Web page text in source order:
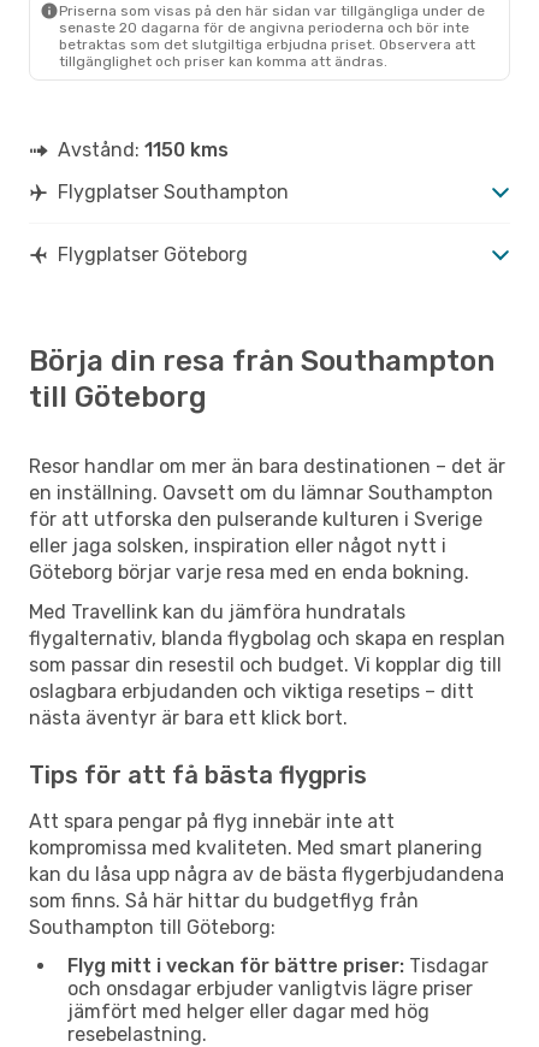
Priserna som visas på den här sidan var tillgängliga under de
senaste 20 dagarna för de angivna perioderna och bör inte
betraktas som det slutgiltiga erbjudna priset. Observera att
tillgänglighet och priser kan komma att ändras.
Avstånd: 1150 kms
Flygplatser Southampton
Flygplatser Göteborg
Börja din resa från Southampton
till Göteborg
Resor handlar om mer än bara destinationen – det är
en inställning. Oavsett om du lämnar Southampton
för att utforska den pulserande kulturen i Sverige
eller jaga solsken, inspiration eller något nytt i
Göteborg börjar varje resa med en enda bokning.
Med Travellink kan du jämföra hundratals
flygalternativ, blanda flygbolag och skapa en resplan
som passar din resestil och budget. Vi kopplar dig till
oslagbara erbjudanden och viktiga resetips – ditt
nästa äventyr är bara ett klick bort.
Tips för att få bästa flygpris
Att spara pengar på flyg innebär inte att
kompromissa med kvaliteten. Med smart planering
kan du låsa upp några av de bästa flygerbjudandena
som finns. Så här hittar du budgetflyg från
Southampton till Göteborg:
Flyg mitt i veckan för bättre priser: Tisdagar
och onsdagar erbjuder vanligtvis lägre priser
jämfört med helger eller dagar med hög
resebelastning.